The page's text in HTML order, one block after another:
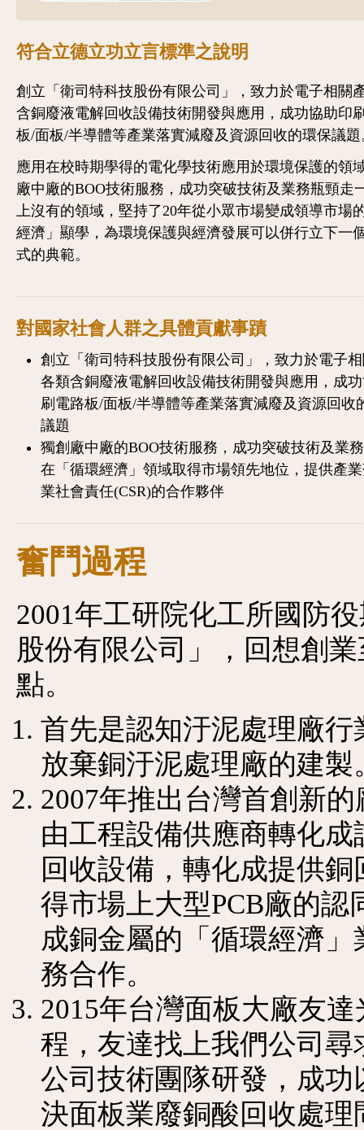
符合立德立功立言標準之說明
創立「衛司特科技股份有限公司」，致力於電子相關
含銅廢液電解回收設備技術開發與應用，成功協助印
板/面板/半導體等產業落實減廢及資源回收的環保議題
應用在校時期學得的電化學技術應用於環境保護的領
廠中廠的BOO技術服務，成功突破技術及業務瓶頸走
上沒有的領域，堅持了20年從小眾市場變成領導市場
經濟」顯學，為環境保護與經濟發展可以併行立下一
式的典範。
對國家社會人群之具體貢獻事蹟
創立「衛司特科技股份有限公司」，致力於電子
各類含銅廢液電解回收設備技術開發與應用，成
刷電路板/面板/半導體等產業落實減廢及資源回收
議題
獨創廠中廠的BOO技術服務，成功突破技術及業
在「循環經濟」領域取得市場領先地位，提供產
業社會責任(CSR)的合作夥伴
奮鬥過程
2001年工研院化工所國防
股份有限公司」，回想創
點。
首先是認知汙泥處理廠
放棄銅汙泥處理廠的建製
2007年推出台灣首創新
由工程設備供應商轉化
回收設備，轉化成提供
得市場上大型PCB廠的
成銅金屬的「循環經濟
務合作。
2015年台灣面板大廠友
程，友達找上我們公司
公司技術團隊研發，成
決面板業廢銅酸回收處